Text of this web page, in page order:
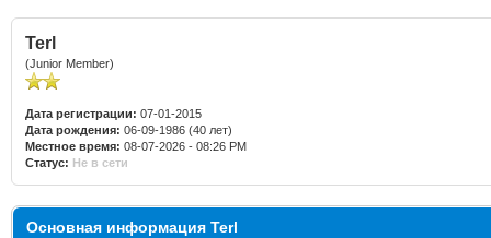
Terl
(Junior Member)
Дата регистрации: 07-01-2015
Дата рождения: 06-09-1986 (40 лет)
Местное время: 08-07-2026 - 08:26 PM
Статус: Не в сети
Основная информация Terl